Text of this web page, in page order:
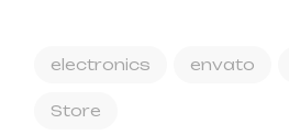
electronics envato
Store